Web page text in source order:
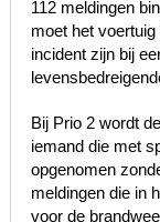
112 meldingen
moet het
incident zijn bij
Bij Prio 2 wordt
iemand die met
opgenomen
meldingen die in
voor de